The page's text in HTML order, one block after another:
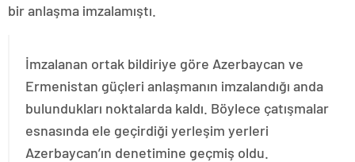
bir anlaşma imzalamıştı.
İmzalanan ortak bildiriye göre Azerbaycan ve
Ermenistan güçleri anlaşmanın imzalandığı anda
bulundukları noktalarda kaldı. Böylece çatışmalar
esnasında ele geçirdiği yerleşim yerleri
Azerbaycan’ın denetimine geçmiş oldu.